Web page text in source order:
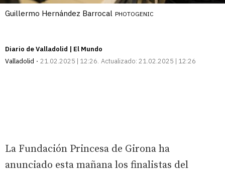
Guillermo Hernández Barrocal PHOTOGENIC
Diario de Valladolid | El Mundo
Valladolid
21.02.2025 | 12:26 Actualizado: 21.02.2025 | 12:26
La Fundación Princesa de Girona ha
anunciado esta mañana los finalistas del